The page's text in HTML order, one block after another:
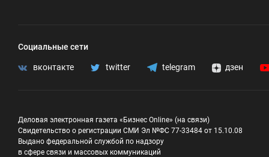
Социальные сети
вконтакте twitter telegram дзен
Деловая электронная газета «Бизнес Online» (на связи)
Свидетельство о регистрации СМИ Эл №ФС 77-33484 от 15.10.08
Выдано федеральной службой по надзору
в сфере связи и массовых коммуникаций